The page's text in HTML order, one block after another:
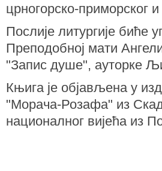
црногорско-приморског
Послије литургије биће
Преподобној мати
"Запис душе", ауторке
Књига је објављена у
"Морача-Розафа" из
националног вијећа из